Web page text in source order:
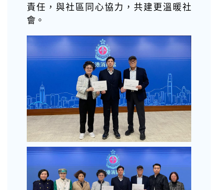
責任，與社區同心協力，共建更溫暖社
會。